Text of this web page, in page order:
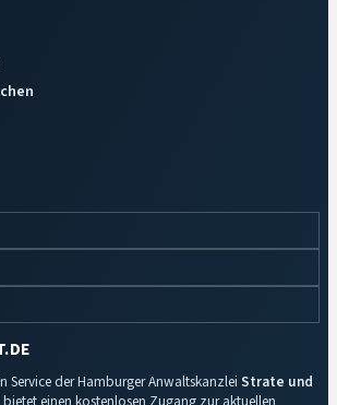
Service der Hamburger Anwaltskanzlei Strate und